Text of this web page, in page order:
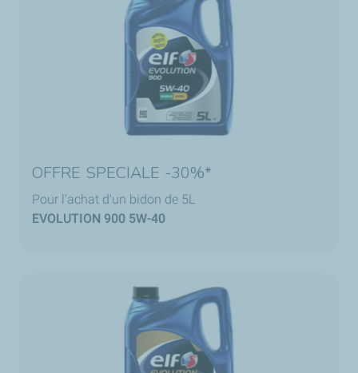
OFFRE SPECIALE -30%*
Pour l'achat d'un bidon de 5L
EVOLUTION 900 5W-40